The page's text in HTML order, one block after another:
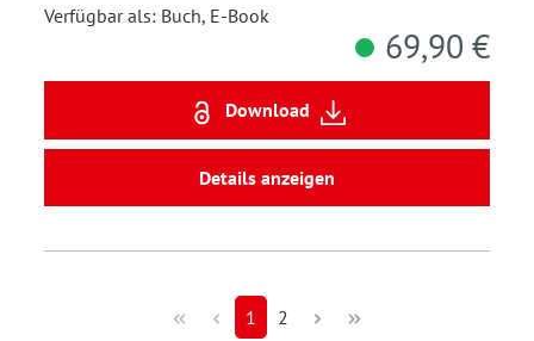
Verfügbar als: Buch, E-Book
69,90 €
Download
Details anzeigen
1 2